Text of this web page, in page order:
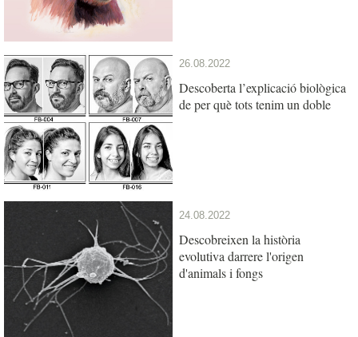
26.08.2022
Descoberta l’explicació biològica
de per què tots tenim un doble
24.08.2022
Descobreixen la història
evolutiva darrere l'origen
d'animals i fongs